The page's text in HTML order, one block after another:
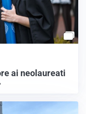
ai neolaureati